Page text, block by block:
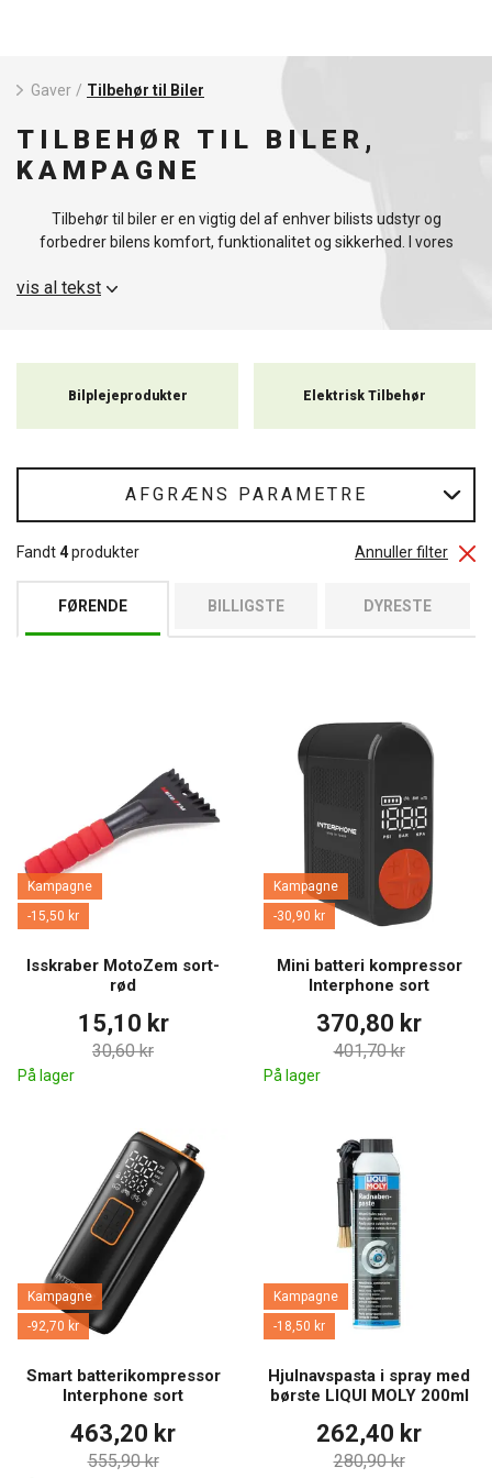
Gaver / Tilbehør til Biler
TILBEHØR TIL BILER,
KAMPAGNE
Tilbehør til biler er en vigtig del af enhver bilists udstyr og
forbedrer bilens komfort, funktionalitet og sikkerhed. I vores
opbevaringsmuligheder og beskyttelseselementer til gadgets, der
fokus på kvalitet og holdbarhed for at sikre, at de fungerer
vis al tekst
Bilplejeprodukter Elektrisk Tilbehør
AFGRÆNS PARAMETRE
Annuller filter
Fandt4produkter
FØRENDE BILLIGSTE DYRESTE
Kampagne
-15,50 kr
Isskraber MotoZem sort-
rød
15,10 kr
30,60 kr
På lager
Kampagne
-30,90 kr
Mini batteri kompressor
Interphone sort
370,80 kr
401,70 kr
På lager
Kampagne
-92,70 kr
Smart batterikompressor
Interphone sort
463,20 kr
555,90 kr
Kampagne
-18,50 kr
Hjulnavspasta i spray med
børste LIQUI MOLY 200ml
262,40 kr
280,90 kr